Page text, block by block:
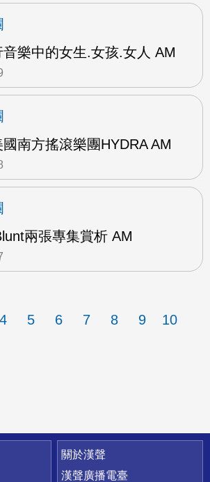
樂中的女生.女孩.女人 AM
南方搖滾樂團HYDRA AM
兩張專集賞析 AM
4 5 6 7 8 9
10
關於漢聲
漢聲廣播電臺